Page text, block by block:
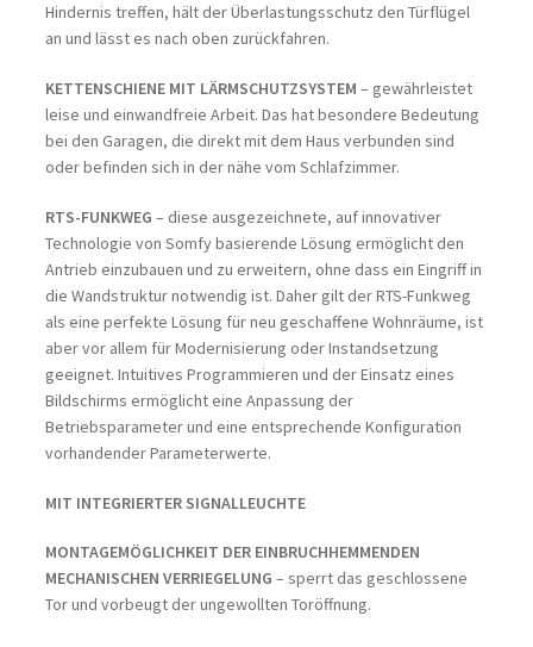
Hindernis treffen, hält der Überlastungsschutz den Türflügel
an und lässt es nach oben zurückfahren.
KETTENSCHIENE MIT LÄRMSCHUTZSYSTEM – gewährleistet
leise und einwandfreie Arbeit. Das hat besondere Bedeutung
bei den Garagen, die direkt mit dem Haus verbunden sind
oder befinden sich in der nähe vom Schlafzimmer.
RTS-FUNKWEG – diese ausgezeichnete, auf innovativer
Technologie von Somfy basierende Lösung ermöglicht den
Antrieb einzubauen und zu erweitern, ohne dass ein Eingriff in
die Wandstruktur notwendig ist. Daher gilt der RTS-Funkweg
als eine perfekte Lösung für neu geschaffene Wohnräume, ist
aber vor allem für Modernisierung oder Instandsetzung
geeignet. Intuitives Programmieren und der Einsatz eines
Bildschirms ermöglicht eine Anpassung der
Betriebsparameter und eine entsprechende Konfiguration
vorhandender Parameterwerte.
MIT INTEGRIERTER SIGNALLEUCHTE
MONTAGEMÖGLICHKEIT DER EINBRUCHHEMMENDEN
MECHANISCHEN VERRIEGELUNG – sperrt das geschlossene
Tor und vorbeugt der ungewollten Toröffnung.